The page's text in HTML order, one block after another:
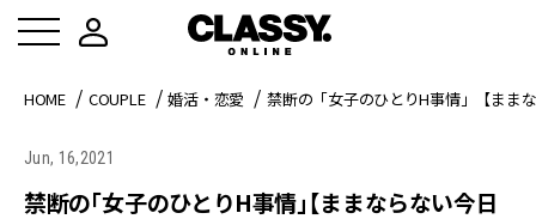
HOME COUPLE 婚活・恋愛 禁断の「女子のひとりH事情」【まま
Jun, 16,2021
禁断の「女子のひとりH事情」【ままならない今日